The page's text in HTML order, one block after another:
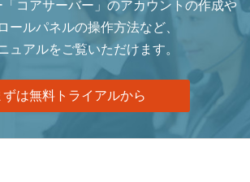
コアサーバー」のアカウントの作成や
ールパネルの操作方法など、
ュアルをご覧いただけます。
ずは無料トライアルから